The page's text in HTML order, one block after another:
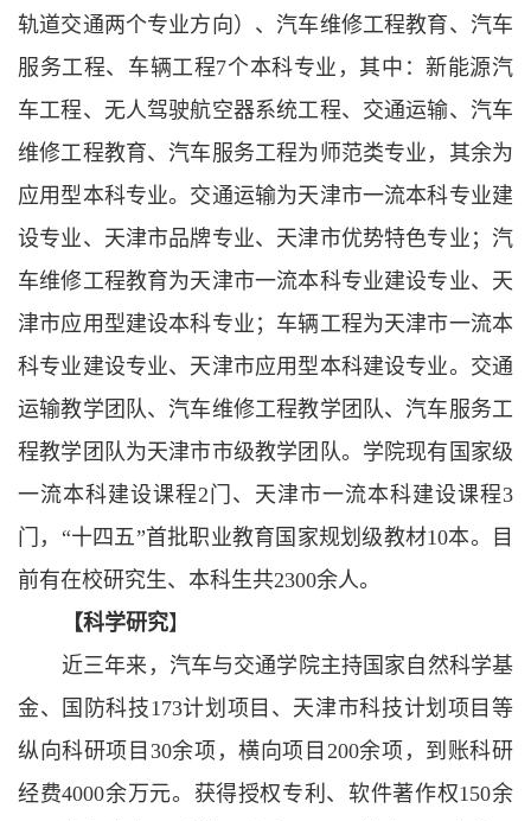
轨道交通两个专业方向）、汽车维修工程教育、汽车
服务工程、车辆工程7个本科专业，其中 ：新能源汽
车工程、无人驾驶航空器系统工程、 交通运输、 汽车
维修工程教育、汽车服务工程为师范类专业 ， 其余为
应用型本科专业。交通运输为天津市一流本科专业建
设专业、天津市品牌专业、天津市优势特色专业；汽
车维修工程教育为天津市一流本科专业建设专业、天
津市应用型建设本科专业；车辆工程为天津市一流本
科专业建设专业、天津市应用型本科建设专业。交通
运输教学 团队、汽车维修工程教学团队、汽车服务工
程教学团队为天津市市级教学团队。学院现有国家级
一流本科建设课程2门 、 天津市一流本科建设课程3
门， “十四五”首批职业教育国家规划级教材10本。
目
前有在校研究生、本科生共2300余人。
【科学研究】
近三年来，汽车与交通学院主持国家自然科学基
金、国防科技173计划项目、天津市科技计划项目等
纵向科研项目30余项，横向项目200余项，到账科研
经费4000余万元。获得授权专利、软件著作权150余